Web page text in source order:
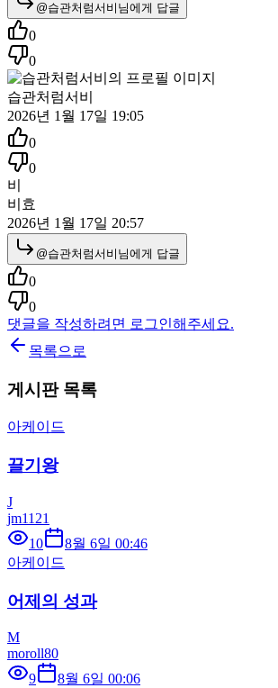
@습관처럼서비 님에게 답글
0
0
습관처럼서비
2026년 1월 17일 19:05
0
0
비
비효
2026년 1월 17일 20:57
@습관처럼서비 님에게 답글
0
0
댓글을 작성하려면 로그인해주세요.
목록으로
게시판 목록
아케이드
끌기왕
J
jm1121
10
8월 6일 00:46
아케이드
어제의 성과
M
moroll80
9
8월 6일 00:06